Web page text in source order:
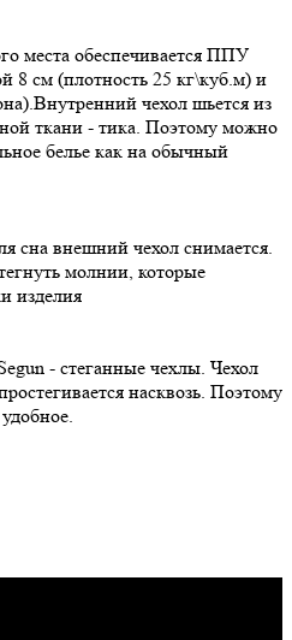
места обеспечивается ППУ
8 см (плотность 25 кг\куб.м) и
чехол шьется из
ткани - тика. Поэтому можно
белье как на обычный
сна внешний чехол снимается.
молнии, которые
изделия
- стеганные чехлы. Чехол
насквозь. Поэтому